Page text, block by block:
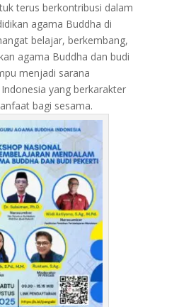
terus berkontribusi dalam
agama Buddha di
belajar, berkembang,
agama Buddha dan budi
menjadi sarana
yang berkarakter
bagi sesama.